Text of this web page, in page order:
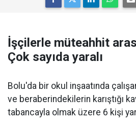
İşçilerle müteahhit
Çok sayıda yaralı
Bolu'da bir okul inşaatında
ve beraberindekilerin karıştığı
tabancayla olmak üzere 6 kişi